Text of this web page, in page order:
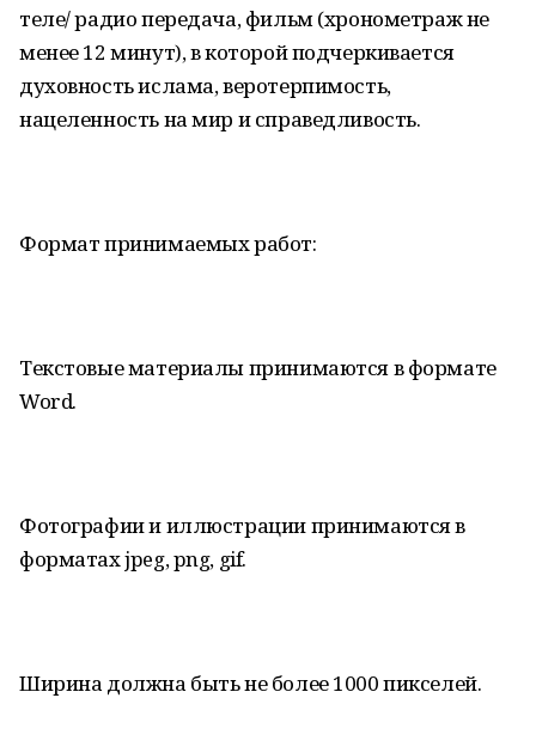
теле/ радио передача, фильм (хронометраж не
менее 12 минут), в которой подчеркивается
духовность ислама, веротерпимость,
нацеленность на мир и справедливость.
Формат принимаемых работ:
Текстовые материалы принимаются в формате
Word.
Фотографии и иллюстрации принимаются в
форматах jpeg, png, gif.
Ширина должна быть не более 1000 пикселей.